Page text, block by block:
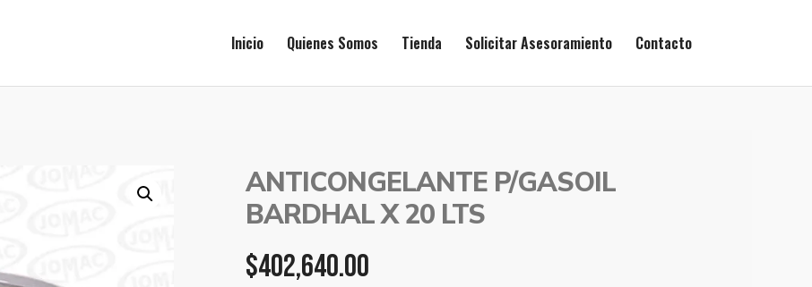
Inicio Quienes Somos Tienda Solicitar Asesoramiento Contacto
ANTICONGELANTE P/GASOIL
BARDHAL X 20 LTS
$402,640.00